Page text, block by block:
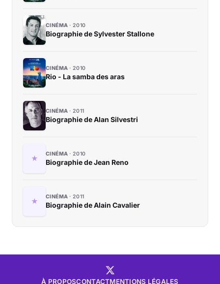
CINÉMA 2010
Biographie de Sylvester Stallone
CINÉMA 2010
Rio - La samba des aras
CINÉMA 2011
Biographie de Alan Silvestri
CINÉMA 2010
Biographie de Jean Reno
CINÉMA 2011
Biographie de Alain Cavalier
À PROPOSCONTACTMENTIONS LÉGALES